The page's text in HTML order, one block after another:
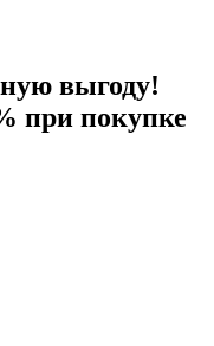
выгоду!
при покупке